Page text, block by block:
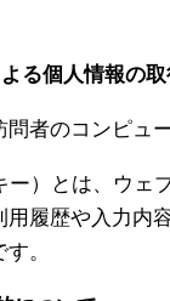
る個人情報の
者のコンピュ
ー）とは、ウェ
用履歴や入力内
。